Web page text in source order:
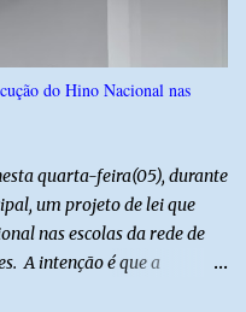
uma vez que cultura
um povo que sabe
edição reforça o compromisso
com o resgate e a
atrações musicais e
do Hino Nacional nas
quarta-feira(05), durante
um projeto de lei que
nas escolas da rede de
A intenção é que a